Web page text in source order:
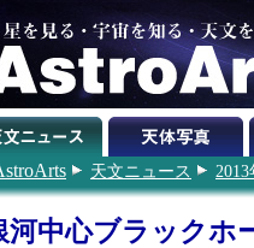
天文ニュース 2013
河中心ブラックホ